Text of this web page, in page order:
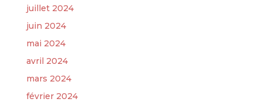
juillet 2024
juin 2024
mai 2024
avril 2024
mars 2024
février 2024